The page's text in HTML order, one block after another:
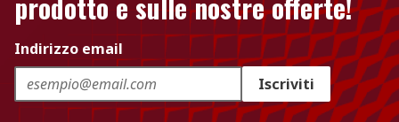
Indirizzo email
Iscriviti